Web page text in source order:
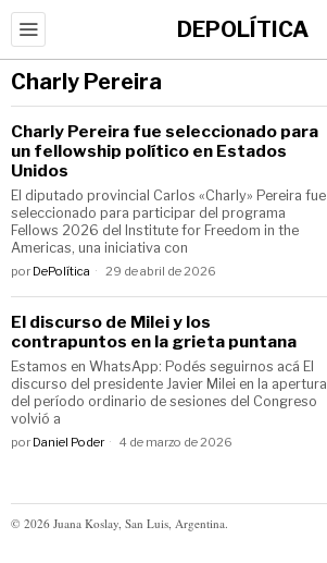
DEPOLÍTICA
Charly Pereira
Charly Pereira fue seleccionado para
un fellowship político en Estados
Unidos
El diputado provincial Carlos «Charly» Pereira fue
seleccionado para participar del programa
Fellows 2026 del Institute for Freedom in the
Americas, una iniciativa con
por DePolítica 29 de abril de 2026
El discurso de Milei y los
contrapuntos en la grieta puntana
Estamos en WhatsApp: Podés seguirnos acá El
discurso del presidente Javier Milei en la apertura
del período ordinario de sesiones del Congreso
volvió a
por Daniel Poder 4 de marzo de 2026
© 2026 Juana Koslay, San Luis, Argentina.